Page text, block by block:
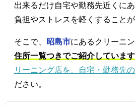
出来るだけ自宅や勤務先近くに
負担やストレスを軽くすることが
そこで、 昭島市にあるクリーニ
住所一覧つきでご紹介しています
リーニング店を、自宅・勤務先
ださい。